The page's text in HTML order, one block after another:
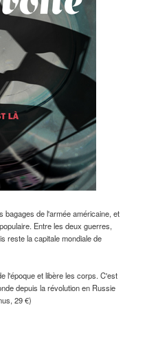
bagages de l'armée américaine, et
Entre les deux guerres,
reste la capitale mondiale de
l'époque et libère les corps. C'est
depuis la révolution en Russie
29 €)